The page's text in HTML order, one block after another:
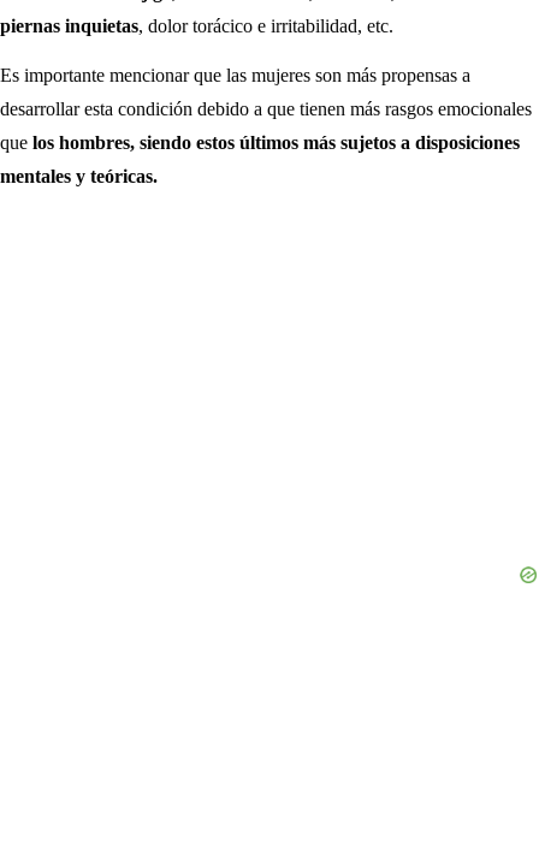
piernas inquietas, dolor torácico e irritabilidad, etc.
Es importante mencionar que las mujeres son más propensas a
desarrollar esta condición debido a que tienen más rasgos emocionales
que los hombres, siendo estos últimos más sujetos a disposiciones
mentales y teóricas.